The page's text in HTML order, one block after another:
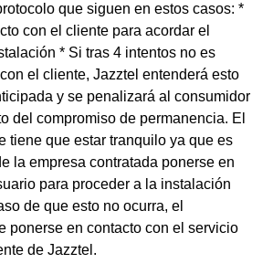
que siguen en estos casos: *
con el cliente para acordar el
* Si tras 4 intentos no es
el cliente, Jazztel entenderá esto
y se penalizará al consumidor
del compromiso de permanencia. El
tiene que estar tranquilo ya que es
la empresa contratada ponerse en
para proceder a la instalación
de que esto no ocurra, el
ponerse en contacto con el servicio
de Jazztel.